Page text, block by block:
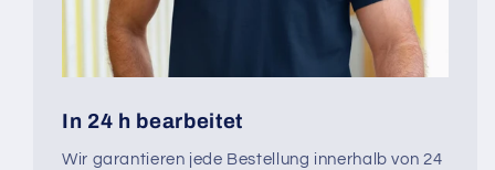
In 24 h bearbeitet
Wir garantieren jede Bestellung innerhalb von 24